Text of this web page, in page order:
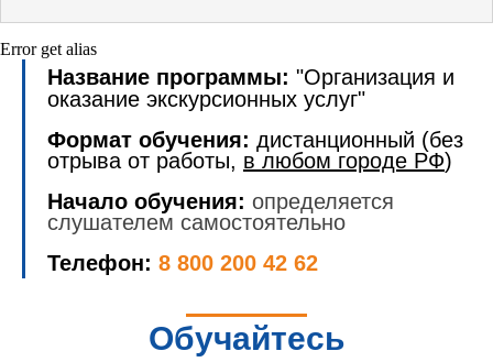
Error get alias
Название программы: "Организация и
оказание экскурсионных услуг"
Формат обучения: дистанционный (без
отрыва от работы, в любом городе РФ)
Начало обучения: определяется
слушателем самостоятельно
Телефон: 8 800 200 42 62
Обучайтесь